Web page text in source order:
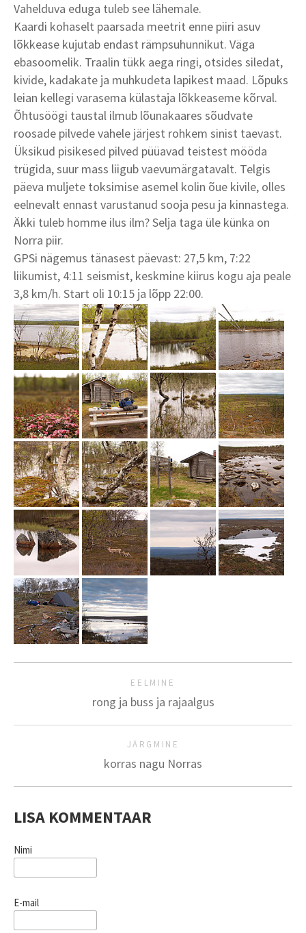
Vahelduva eduga tuleb see lähemale.
Kaardi kohaselt paarsada meetrit enne piiri asuv
lõkkease kujutab endast rämpsuhunnikut. Väga
ebasoomelik. Traalin tükk aega ringi, otsides siledat,
kivide, kadakate ja muhkudeta lapikest maad. Lõpuks
leian kellegi varasema külastaja lõkkeaseme kõrval.
Õhtusöögi taustal ilmub lõunakaares sõudvate
roosade pilvede vahele järjest rohkem sinist taevast.
Üksikud pisikesed pilved püüavad teistest mööda
trügida, suur mass liigub vaevumärgatavalt. Telgis
päeva muljete toksimise asemel kolin õue kivile, olles
eelnevalt ennast varustanud sooja pesu ja kinnastega.
Äkki tuleb homme ilus ilm? Selja taga üle künka on
Norra piir.
GPSi nägemus tänasest päevast: 27,5 km, 7:22
liikumist, 4:11 seismist, keskmine kiirus kogu aja peale
3,8 km/h. Start oli 10:15 ja lõpp 22:00.
EELMINE
rong ja buss ja rajaalgus
JÄRGMINE
korras nagu Norras
LISA KOMMENTAAR
Nimi
E-mail